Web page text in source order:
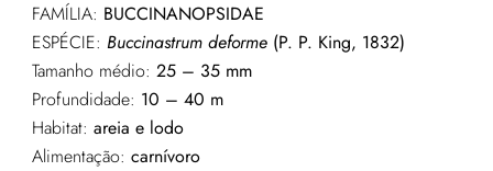
FAMÍLIA: BUCCINANOPSIDAE
ESPÉCIE: Buccinastrum deforme(P. P. King, 1832)
Tamanho médio: 25 – 35 mm
Profundidade: 10 – 40 m
Habitat: areia e lodo
Alimentação: carnívoro